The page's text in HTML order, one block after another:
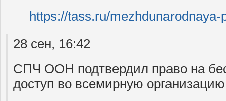
https://tass.ru/
28 сен, 16:42
СПЧ ООН подтвердил право на
доступ во всемирную организацию